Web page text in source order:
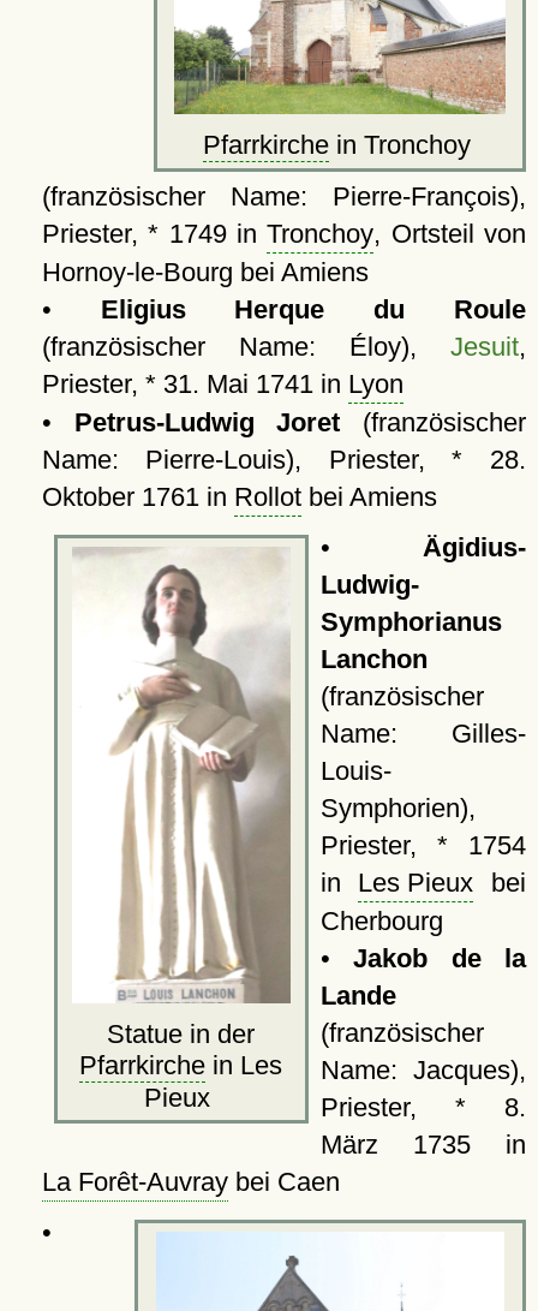
Pfarrkirchein Tronchoy
(französischer Name: Pierre-François),
Priester, * 1749 inTronchoy, Ortsteil von
Hornoy-le-Bourg bei Amiens
• Eligius Herque du Roule
(französischer Name: Éloy), Jesuit,
Priester, * 31. Mai 1741 in Lyon
• Petrus-Ludwig Joret (französischer
Name: Pierre-Louis), Priester, * 28.
Oktober 1761 in Rollotbei Amiens
Statue in der
Pfarrkirche in Les
Pieux
• Ägidius-
Ludwig-
Symphorianus
Lanchon
(französischer
Name: Gilles-
Louis-
Symphorien),
Priester, * 1754
in Les Pieux bei
Cherbourg
•Jakob de la
Lande
(französischer
Name: Jacques),
Priester, * 8.
März 1735 in
La Forêt-Auvraybei Caen
•